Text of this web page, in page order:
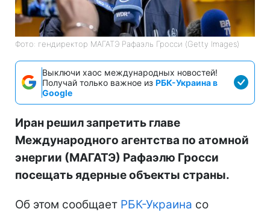
Фото: гендиректор МАГАТЭ Рафаэль Гросси (Getty Images)
Выключи хаос международных новостей!
Получай только важное из РБК-Украина в
Google
Иран решил запретить главе
Международного агентства по атомной
энергии (МАГАТЭ) Рафаэлю Гросси
посещать ядерные объекты страны.
Об этом сообщает РБК-Украина со